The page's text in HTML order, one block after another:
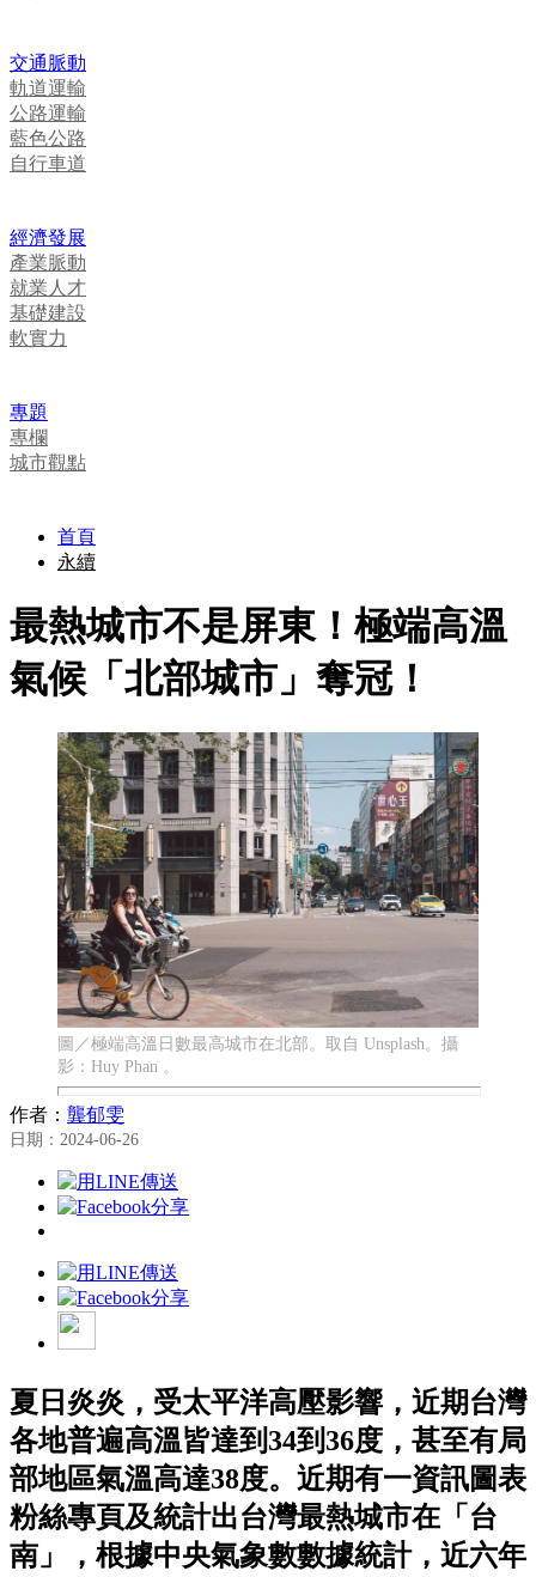
交通脈動
軌道運輸
公路運輸
藍色公路
自行車道
經濟發展
產業脈動
就業人才
基礎建設
軟實力
專題
專欄
城市觀點
首頁
永續
最熱城市不是屏東！極端高溫
氣候「北部城市」奪冠！
圖／極端高溫日數最高城市在北部。取自 Unsplash。攝
影：Huy Phan 。
作者： 龔郁雯
日期：2024-06-26
夏日炎炎，受太平洋高壓影響，近期台灣
各地普遍高溫皆達到34到36度，甚至有局
部地區氣溫高達38度。近期有一資訊圖表
粉絲專頁及統計出台灣最熱城市在「台
南」，根據中央氣象數數據統計，近六年